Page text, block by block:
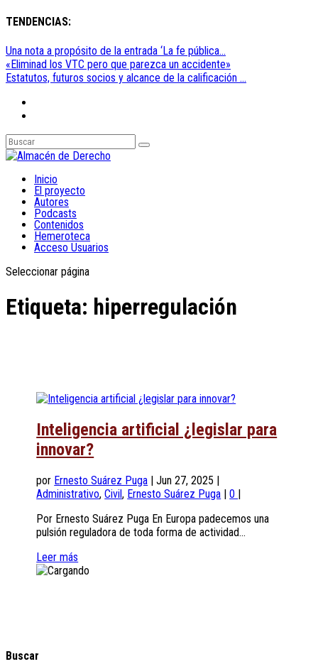
TENDENCIAS:
Una nota a propósito de la entrada ‘La fe pública...
«Eliminad los VTC pero que parezca un accidente»
Estatutos, futuros socios y alcance de la calificación ...
Inicio
El proyecto
Autores
Podcasts
Contenidos
Hemeroteca
Acceso Usuarios
Seleccionar página
Etiqueta: hiperregulación
Inteligencia artificial ¿legislar para
innovar?
por Ernesto Suárez Puga |Jun 27, 2025
Administrativo,Civil, Ernesto Suárez Puga |0
Por Ernesto Suárez Puga En Europa padecemos una
pulsión reguladora de toda forma de actividad...
Leer más
Buscar